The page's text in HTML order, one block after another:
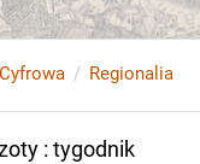
Regionalia
: tygodnik